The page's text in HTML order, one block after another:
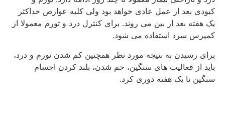
کبودی بعد از عمل عادی خواهد بود ولی کلیه عوارض حداکثر
یک هفته بعد از بین می روند. برای کنترل درد و تورم معمولا از
کمپرس سرد استفاده می شود.
برای رسیدن به نتیجه مورد نظر همچنین کم شدن تورم و درد،
باید از فعالیت های سنگین، خم شدن، بلند کردن اجسام
سنگین تا یک هفته دوری کرد.